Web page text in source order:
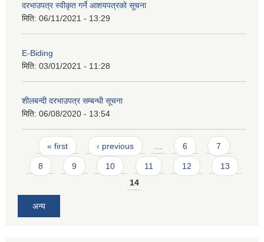
दरभाउपत्र स्वीकृत गर्ने आशयपत्रको सूचना
मिति: 06/11/2021 - 13:29
E-Biding
मिति: 03/01/2021 - 11:28
शीलबन्दी दरभाउपत्र सम्बन्धी सूचना
मिति: 06/08/2020 - 13:54
Pages
« first ‹ previous 6 7
8 9 10 11 12
13
14
अन्य